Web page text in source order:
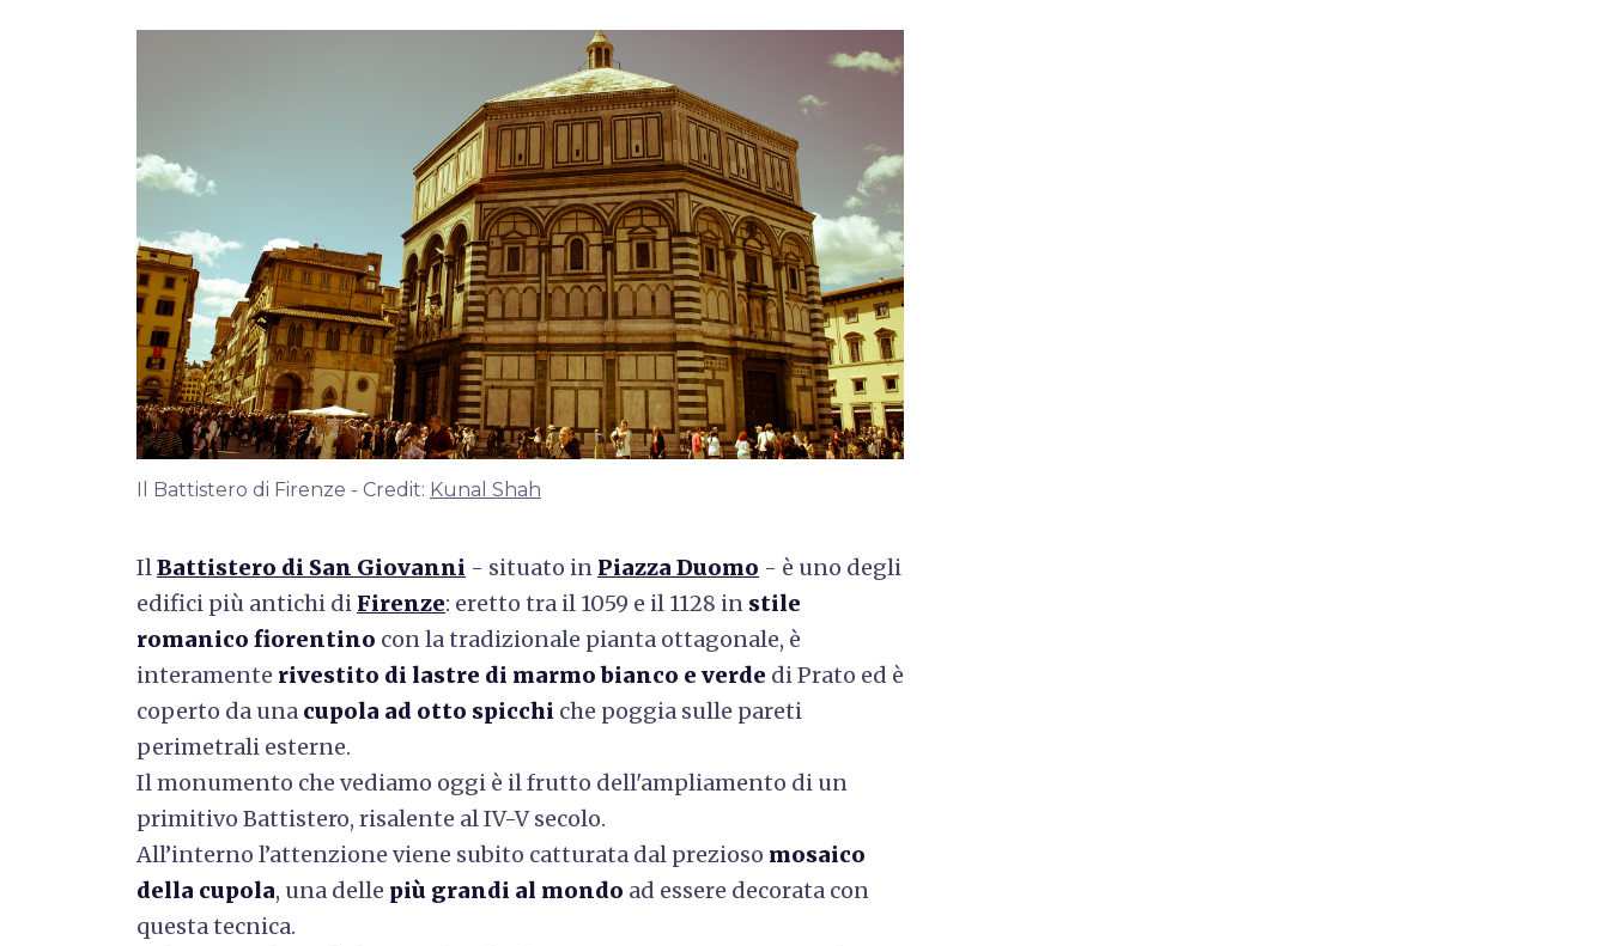
Il Battistero di Firenze - Credit: Kunal Shah
IlBattistero di San Giovanni - situato in Piazza Duomo - è uno degli
edifici più antichi di Firenze: eretto tra il 1059 e il 1128 in stile
romanico fiorentino con la tradizionale pianta ottagonale, è
interamente rivestito di lastre di marmo bianco e verde di Prato ed è
coperto da una cupola ad otto spicchi che poggia sulle pareti
perimetrali esterne.
Il monumento che vediamo oggi è il frutto dell'ampliamento di un
primitivo Battistero, risalente al IV-V secolo.
All’interno l’attenzione viene subito catturata dal prezioso mosaico
della cupola, una delle più grandi al mondo ad essere decorata con
questa tecnica.